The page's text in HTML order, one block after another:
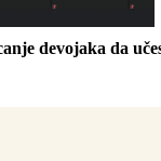
devojaka da